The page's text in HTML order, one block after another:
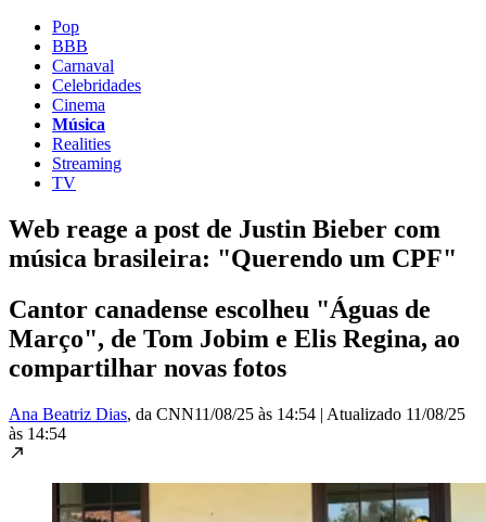
Pop
BBB
Carnaval
Celebridades
Cinema
Música
Realities
Streaming
TV
Web reage a post de Justin Bieber com
música brasileira: "Querendo um CPF"
Cantor canadense escolheu "Águas de
Março", de Tom Jobim e Elis Regina, ao
compartilhar novas fotos
Ana Beatriz Dias, da CNN11/08/25 às 14:54 | Atualizado 11/08/25
às 14:54